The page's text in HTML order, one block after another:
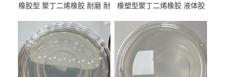
橡胶型 聚丁二烯橡胶 耐磨 耐
性
橡塑型聚丁二烯橡胶 液体胶
专用